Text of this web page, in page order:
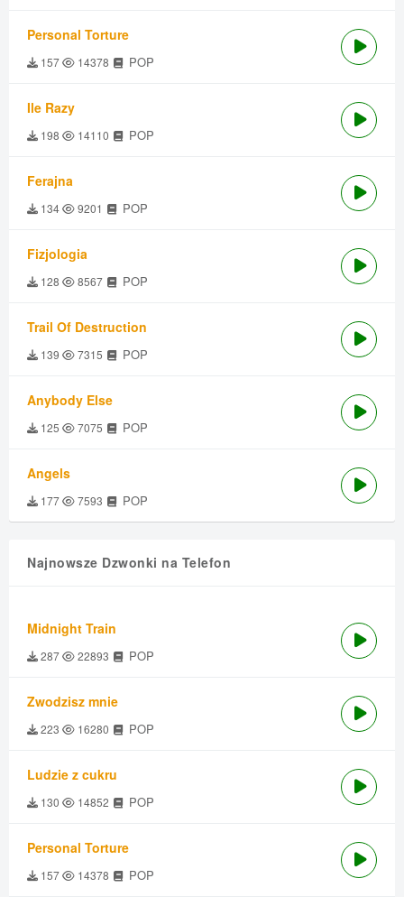
Personal Torture
157 14378 POP
Ile Razy
198 14110 POP
Ferajna
134 9201 POP
Fizjologia
128 8567 POP
Trail Of Destruction
139 7315 POP
Anybody Else
125 7075 POP
Angels
177 7593 POP
Najnowsze Dzwonki na Telefon
Midnight Train
287 22893 POP
Zwodzisz mnie
223 16280 POP
Ludzie z cukru
130 14852 POP
Personal Torture
157 14378 POP